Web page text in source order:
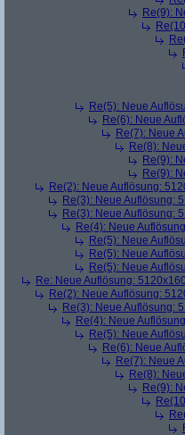
Re(9):
Re(5): Neue
Re(6): Neue
Re(7): Neue
Re(8):
Re(9):
Re(9):
Re(2): Neue Auflösung:
Re(3): Neue Auflösung:
Re(3): Neue Auflösung:
Re(4): Neue
Re(5): Neue
Re(5): Neue
Re(5): Neue
Re: Neue Auflösung:
Re(2): Neue Auflösung:
Re(3): Neue Auflösung:
Re(4): Neue
Re(5): Neue
Re(6): Neue
Re(7): Neue
Re(8):
Re(9):